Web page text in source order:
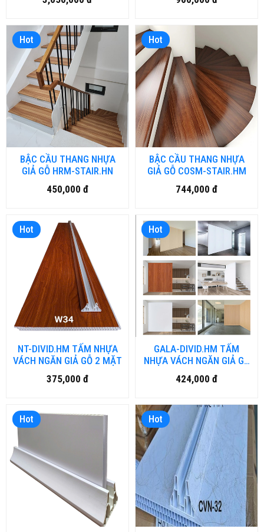
THƯỚC 80 x 210cm)
Hot
BẬC CẦU THANG NHỰA
GIẢ GỖ HRM-STAIR.HN
450,000 đ
Hot
BẬC CẦU THANG NHỰA
GIẢ GỖ COSM-STAIR.HM
744,000 đ
Hot
NT-DIVID.HM TẤM NHỰA
VÁCH NGĂN GIẢ GỖ 2 MẶT
375,000 đ
Hot
GALA-DIVID.HM TẤM
NHỰA VÁCH NGĂN GIẢ GỖ
2 MẶT
424,000 đ
Hot Hot